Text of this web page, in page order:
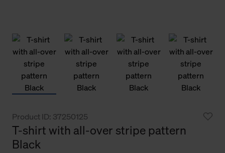
Product ID: 37250125
T-shirt with all-over stripe pattern
Black